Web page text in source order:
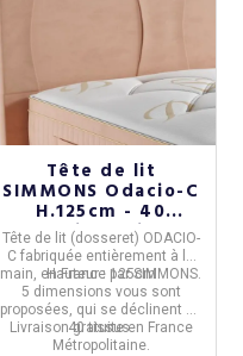
Tête de lit
SIMMONS Odacio-C
H.125cm - 40
coloris 5 tailles
Tête de lit (dosseret) ODACIO-
Cfabriquée entièrement à la
main, enFrance parSIMMONS.
Hauteur : 125cm
5 dimensions vous sont
proposées, qui se déclinent en
40 tissus.
Livraison gratuite en France
Métropolitaine.